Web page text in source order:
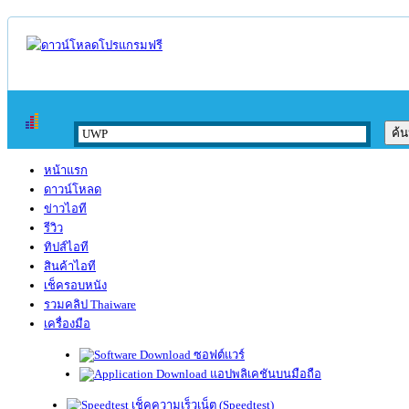
หน้าแรก
ดาวน์โหลด
ข่าวไอที
รีวิว
ทิปส์ไอที
สินค้าไอที
เช็ครอบหนัง
รวมคลิป Thaiware
เครื่องมือ
ซอฟต์แวร์
แอปพลิเคชันบนมือถือ
เช็คความเร็วเน็ต (Speedtest)